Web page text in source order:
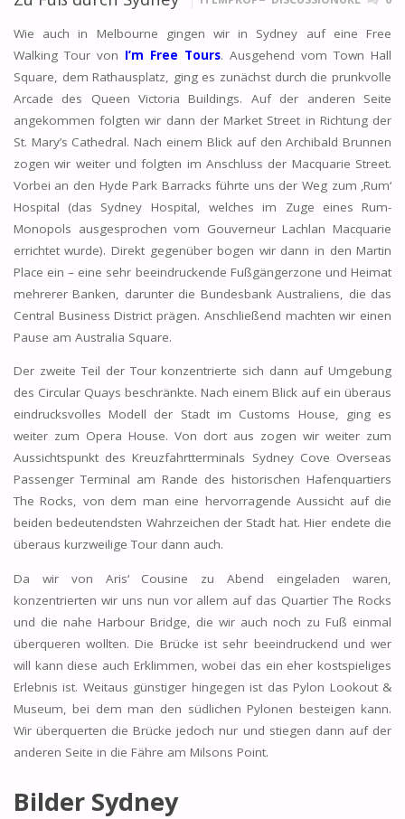
Wie auch in Melbourne gingen wir in Sydney auf eine Free
Walking Tour von I’m Free Tours. Ausgehend vom Town Hall
Square, dem Rathausplatz, ging es zunächst durch die prunkvolle
Arcade des Queen Victoria Buildings. Auf der anderen Seite
angekommen folgten wir dann der Market Street in Richtung der
St. Mary’s Cathedral. Nach einem Blick auf den Archibald Brunnen
zogen wir weiter und folgten im Anschluss der Macquarie Street.
Vorbei an den Hyde Park Barracks führte uns der Weg zum ‚Rum‘
Hospital (das Sydney Hospital, welches im Zuge eines Rum-
Monopols ausgesprochen vom Gouverneur Lachlan Macquarie
errichtet wurde). Direkt gegenüber bogen wir dann in den Martin
Place ein – eine sehr beeindruckende Fußgängerzone und Heimat
mehrerer Banken, darunter die Bundesbank Australiens, die das
Central Business District prägen. Anschließend machten wir einen
Pause am Australia Square.
Der zweite Teil der Tour konzentrierte sich dann auf Umgebung
des Circular Quays beschränkte. Nach einem Blick auf ein überaus
eindrucksvolles Modell der Stadt im Customs House, ging es
weiter zum Opera House. Von dort aus zogen wir weiter zum
Aussichtspunkt des Kreuzfahrtterminals Sydney Cove Overseas
Passenger Terminal am Rande des historischen Hafenquartiers
The Rocks, von dem man eine hervorragende Aussicht auf die
beiden bedeutendsten Wahrzeichen der Stadt hat. Hier endete die
überaus kurzweilige Tour dann auch.
Da wir von Aris‘ Cousine zu Abend eingeladen waren,
konzentrierten wir uns nun vor allem auf das Quartier The Rocks
und die nahe Harbour Bridge, die wir auch noch zu Fuß einmal
überqueren wollten. Die Brücke ist sehr beeindruckend und wer
will kann diese auch Erklimmen, wobei das ein eher kostspieliges
Erlebnis ist. Weitaus günstiger hingegen ist das Pylon Lookout &
Museum, bei dem man den südlichen Pylonen besteigen kann.
Wir überquerten die Brücke jedoch nur und stiegen dann auf der
anderen Seite in die Fähre am Milsons Point.
Bilder Sydney